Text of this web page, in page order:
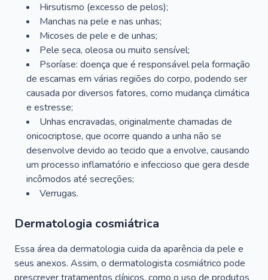
Hirsutismo (excesso de pelos);
Manchas na pele e nas unhas;
Micoses de pele e de unhas;
Pele seca, oleosa ou muito sensível;
Psoríase: doença que é responsável pela formação
de escamas em várias regiões do corpo, podendo ser
causada por diversos fatores, como mudança climática
e estresse;
Unhas encravadas, originalmente chamadas de
onicocriptose, que ocorre quando a unha não se
desenvolve devido ao tecido que a envolve, causando
um processo inflamatório e infeccioso que gera desde
incômodos até secreções;
Verrugas.
Dermatologia cosmiátrica
Essa área da dermatologia cuida da aparência da pele e
seus anexos. Assim, o dermatologista cosmiátrico pode